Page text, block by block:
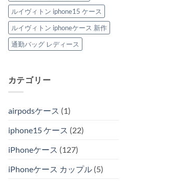
ルイヴィトン iphone15 ケース
ルイヴィトン iphoneケース 新作
通勤バッグ レディース
カテゴリー
airpodsケース (1)
iphone15 ケース (22)
iPhoneケース (127)
iPhoneケース カップル(5)